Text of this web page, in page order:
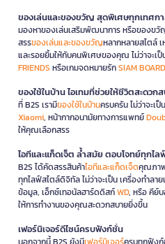
ของเล่นและของขวัญ สุดพิเศษทุกเทศก
มองหาของเล่นเสริมพัฒนาการ หรือของขวั
สรรของเล่นและของขวัญหลากหลายสไตล์
และรอยยิ้มให้กับคนพิเศษของคุณ ไม่ว่าจะเ
FRIENDS หรือเกมจดหมายรักSIAM
ของใช้ในบ้าน ไอเทมที่ช่วยให้ชีวิตสะดวก
ที่ B2S เรามีของใช้ในบ้านครบครัน ไม่ว่าจะเ
Xiaomi, หน้ากากอนามัยทางการแพทย์
ให้คุณเลือกสรร
ไอทีและแก็ดเจ็ต ล้ำสมัย ตอบโจทย์ทุกไล
B2S ได้คัดสรรสินค้าไอทีและแก็ดเจ็ตคุณภาพ
ทุกไลฟ์สไตล์ดิจิทัล ไม่ว่าจะเป็น เครื่องทำลาย
ข้อมูล, เอ็กซ์เทอนัลฮาร์ดดิสก์WD, หรือ คีย์บ
ให้การทำงานของคุณสะดวกสบายยิ่งขึ้น
เฟอร์นิเจอร์ดีไซน์ครบฟังก์ชั่น